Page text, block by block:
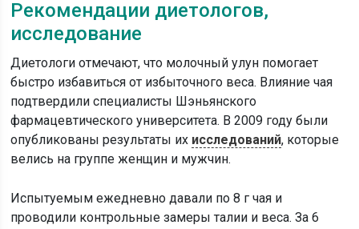
Рекомендации диетологов,
исследование
Диетологи отмечают, что молочный улун помогает
быстро избавиться от избыточного веса. Влияние чая
подтвердили специалисты Шэньянского
фармацевтического университета. В 2009 году были
опубликованы результаты их исследований, которые
велись на группе женщин и мужчин.
Испытуемым ежедневно давали по 8 г чая и
проводили контрольные замеры талии и веса. За 6